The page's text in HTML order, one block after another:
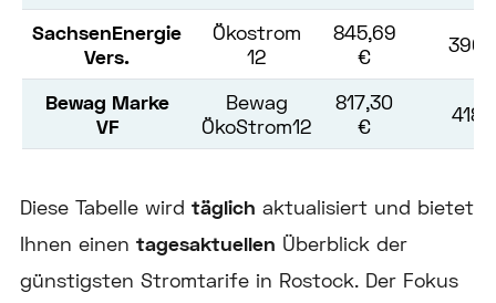
SachsenEnergie
Vers.
Ökostrom
12
845,69
€
Bewag Marke
VF
Bewag
ÖkoStrom12
817,30
€
Diese Tabelle wird täglich aktualisiert und bietet
Ihnen einen tagesaktuellen Überblick der
günstigsten Stromtarife in Rostock. Der Fokus